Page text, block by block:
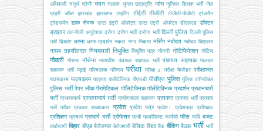
अधिकारी चतुर्थ श्रेणी चयन चालक चुनाव छात्रवृत्ति जांच जूनियर शिक्षक भर्ती जेल
प्रहरी
जॉब्स झारखंड झारखण्ड टाइपिंग टीईटी टीजीटी टीजीटी-पीजीटी
ट्रेडमैन
ट्रेडसमैन डाक सेवक डाटा इंट्री ऑपरेटर डाटा एंट्री ऑपरेटर डीएलएड डॉक्टर
ड्राइवर तकनीकी अनुदेशक दरोगा दरोगा भर्ती दारोगा भर्ती दिल्ली पुलिस दिल्ली पुलिस
भर्ती दिव्यांग धरना धरना-प्रदर्शन नकल नगर निकाय नर्सिंग नवोदय नवोदय विद्यालय
नायब तहसीलदार नियमावली नियुक्ति नियुक्ति पत्र नोकरी नोटिफिकेशन नोटिस
नौकरी नौसना नौसेना न्यायधीश पंचयात सहायक भर्ती पंचायत सहायक पंचायत
सहायक भर्ती पढ़ाई परिचालक परिणाम परीक्षा परीक्षा z परीक्षा कैलेंडर परीक्षाफल
पाठयक्रम पाठ्यक्रम पात्रता पालीटेक्निक पीएचडी पीसीएस पुलिस पुलिस कॉन्स्टेबल
पुलिस भर्ती पेपर लीक पैरामेडिकल पॉलिटेक्निक पॉलीटेक्निक प्रदर्शन प्रधानचार्य
भर्ती प्रधानाचार्य प्रधानाचार्य भर्ती प्रयोगशाला सहायक प्रवक्ता प्रवक्ता भर्ती प्रवक्ता
भर्ती परीक्षा
प्रवक्ता साक्षात्कार प्रवेश प्रवेश पत्र प्रवेश। प्रवेशपत्र प्रशिक्षक
प्रशिक्षण प्राचार्य प्राचार्य भर्ती प्रोफेसर फर्जी फार्मासिस्ट फार्मेसी फीस फॉर्म बजट
बर्खास्तगी बिहार बीएड बेरोजगार बेरोजगारी बेसिक शिक्षा बैंक बैंकिंग बैठक भर्ती भर्ती